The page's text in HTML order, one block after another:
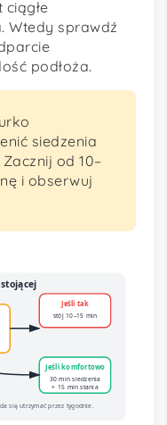
Wtedy sprawdź
podłoża.
siedzenia
od 10–
i obserwuj
Jeśli tak
stój 10–15 min
Jeśli komfortowo
30 min siedzenia
+ 15 min stania
się utrzymać przez tygodnie.